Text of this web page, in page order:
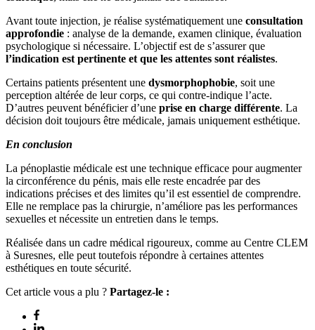
Avant toute injection, je réalise systématiquement une consultation
approfondie : analyse de la demande, examen clinique, évaluation
psychologique si nécessaire. L’objectif est de s’assurer que
l’indication est pertinente et que les attentes sont réalistes.
Certains patients présentent une dysmorphophobie, soit une
perception altérée de leur corps, ce qui contre-indique l’acte.
D’autres peuvent bénéficier d’une prise en charge différente. La
décision doit toujours être médicale, jamais uniquement esthétique.
En conclusion
La pénoplastie médicale est une technique efficace pour augmenter
la circonférence du pénis, mais elle reste encadrée par des
indications précises et des limites qu’il est essentiel de comprendre.
Elle ne remplace pas la chirurgie, n’améliore pas les performances
sexuelles et nécessite un entretien dans le temps.
Réalisée dans un cadre médical rigoureux, comme au Centre CLEM
à Suresnes, elle peut toutefois répondre à certaines attentes
esthétiques en toute sécurité.
Cet article vous a plu ? Partagez-le :